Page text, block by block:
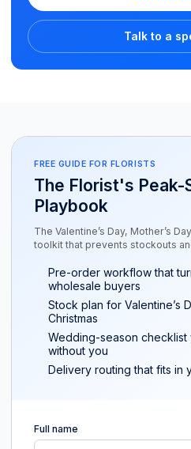
Talk to a
FREE GUIDE FOR FLORISTS
The Florist's Peak-
Playbook
The Valentine’s Day, Mother’s
toolkit that prevents stockouts
Pre-order workflow that
wholesale buyers
Stock plan for Valentine’s
Christmas
Wedding-season checklist
without you
Delivery routing that fits in
Full name